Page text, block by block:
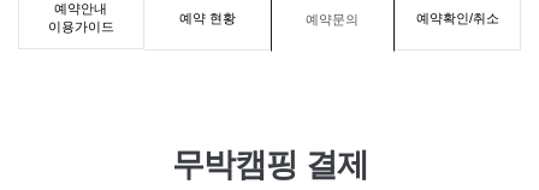
예약안내
이용가이드
예약 현황 예약문의 예약확인/취소
무박캠핑 결제